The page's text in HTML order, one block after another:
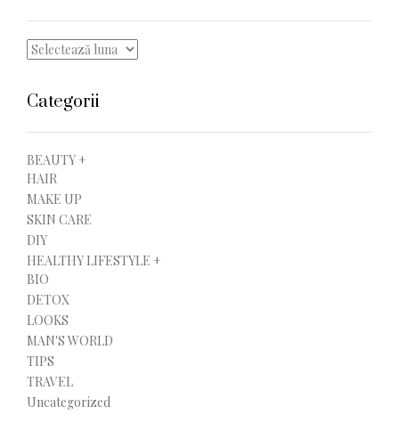
Arhive
Categorii
BEAUTY +
HAIR
MAKE UP
SKIN CARE
DIY
HEALTHY LIFESTYLE +
BIO
DETOX
LOOKS
MAN'S WORLD
TIPS
TRAVEL
Uncategorized